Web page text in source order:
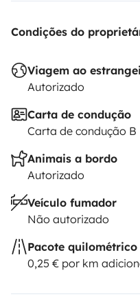
Condições do
Viagem ao
Autorizado
Carta de condução
Carta de condução B
Animais a bordo
Autorizado
Veículo fumador
Não autorizado
Pacote
0,25 € por km